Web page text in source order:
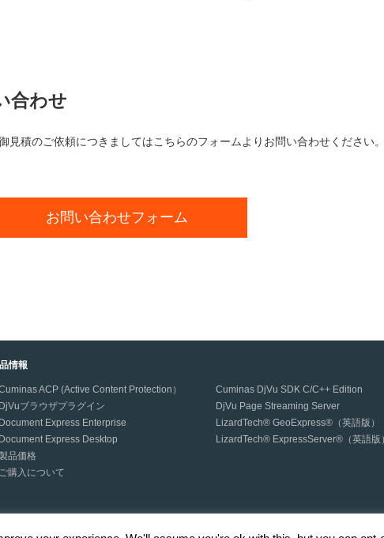
合わせ
見積のご依頼につきましてはこちらのフォームよりお問い合わせください。
お問い合わせフォーム
情報
ACP (Active Content Protection）
Cuminas DjVu SDK C/C++ Edition
DjVuブラウザプラグイン
DjVu Page Streaming Server
Document Express Enterprise
LizardTech® GeoExpress®（英語版）
Document Express Desktop
LizardTech® ExpressServer®（英語版）
品価格
ご購入について